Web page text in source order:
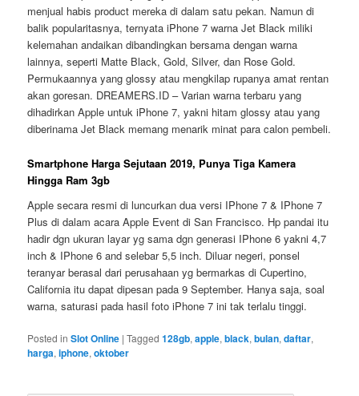
menjual habis product mereka di dalam satu pekan. Namun di
balik popularitasnya, ternyata iPhone 7 warna Jet Black miliki
kelemahan andaikan dibandingkan bersama dengan warna
lainnya, seperti Matte Black, Gold, Silver, dan Rose Gold.
Permukaannya yang glossy atau mengkilap rupanya amat rentan
akan goresan. DREAMERS.ID – Varian warna terbaru yang
dihadirkan Apple untuk iPhone 7, yakni hitam glossy atau yang
diberinama Jet Black memang menarik minat para calon pembeli.
Smartphone Harga Sejutaan 2019, Punya Tiga Kamera
Hingga Ram 3gb
Apple secara resmi di luncurkan dua versi IPhone 7 & IPhone 7
Plus di dalam acara Apple Event di San Francisco. Hp pandai itu
hadir dgn ukuran layar yg sama dgn generasi IPhone 6 yakni 4,7
inch & IPhone 6 and selebar 5,5 inch. Diluar negeri, ponsel
teranyar berasal dari perusahaan yg bermarkas di Cupertino,
California itu dapat dipesan pada 9 September. Hanya saja, soal
warna, saturasi pada hasil foto iPhone 7 ini tak terlalu tinggi.
Posted in Slot Online |Tagged 128gb,apple,black,bulan,daftar,
harga,iphone,oktober